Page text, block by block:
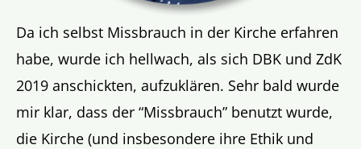
Da ich selbst Missbrauch in der Kirche erfahren
habe, wurde ich hellwach, als sich DBK und ZdK
2019 anschickten, aufzuklären. Sehr bald wurde
mir klar, dass der “Missbrauch” benutzt wurde,
die Kirche (und insbesondere ihre Ethik und